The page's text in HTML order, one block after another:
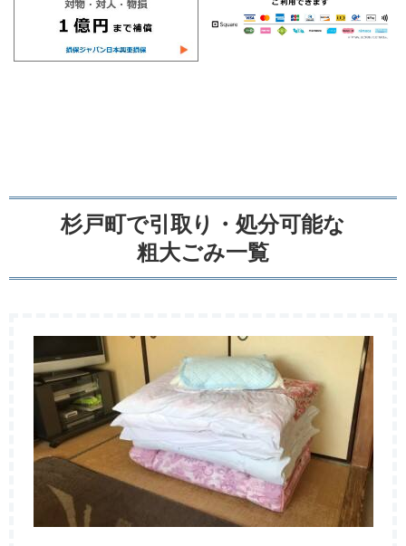
杉戸町で引取り・処分可能な
粗大ごみ一覧